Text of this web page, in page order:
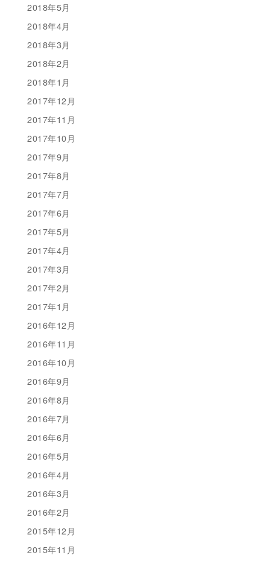
2018年5月
2018年4月
2018年3月
2018年2月
2018年1月
2017年12月
2017年11月
2017年10月
2017年9月
2017年8月
2017年7月
2017年6月
2017年5月
2017年4月
2017年3月
2017年2月
2017年1月
2016年12月
2016年11月
2016年10月
2016年9月
2016年8月
2016年7月
2016年6月
2016年5月
2016年4月
2016年3月
2016年2月
2015年12月
2015年11月